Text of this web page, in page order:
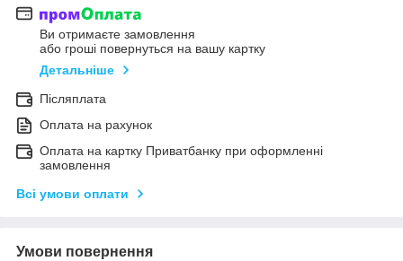
Ви отримаєте замовлення
або гроші повернуться на вашу картку
Детальніше
Післяплата
Оплата на рахунок
Оплата на картку Приватбанку при оформленні
замовлення
Всі умови оплати
Умови повернення